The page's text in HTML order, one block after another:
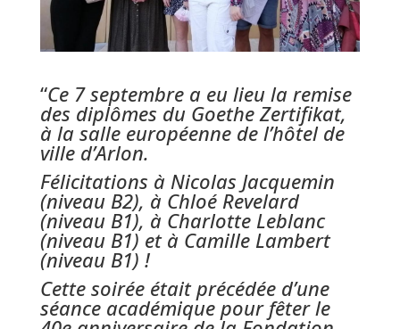
“Ce 7 septembre a eu lieu la remise
des diplômes du Goethe Zertifikat,
à la salle européenne de l’hôtel de
ville d’Arlon.
Félicitations à Nicolas Jacquemin
(niveau B2), à Chloé Revelard
(niveau B1), à Charlotte Leblanc
(niveau B1) et à Camille Lambert
(niveau B1) !
Cette soirée était précédée d’une
séance académique pour fêter le